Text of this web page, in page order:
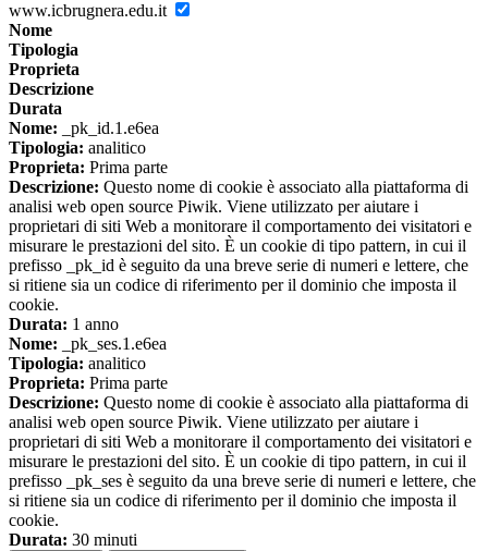
www.icbrugnera.edu.it
Nome
Tipologia
Proprieta
Descrizione
Durata
Nome: _pk_id.1.e6ea
Tipologia: analitico
Proprieta: Prima parte
Descrizione: Questo nome di cookie è associato alla piattaforma di
analisi web open source Piwik. Viene utilizzato per aiutare i
proprietari di siti Web a monitorare il comportamento dei visitatori e
misurare le prestazioni del sito. È un cookie di tipo pattern, in cui il
prefisso _pk_id è seguito da una breve serie di numeri e lettere, che
si ritiene sia un codice di riferimento per il dominio che imposta il
cookie.
Durata: 1 anno
Nome: _pk_ses.1.e6ea
Tipologia: analitico
Proprieta: Prima parte
Descrizione: Questo nome di cookie è associato alla piattaforma di
analisi web open source Piwik. Viene utilizzato per aiutare i
proprietari di siti Web a monitorare il comportamento dei visitatori e
misurare le prestazioni del sito. È un cookie di tipo pattern, in cui il
prefisso _pk_ses è seguito da una breve serie di numeri e lettere, che
si ritiene sia un codice di riferimento per il dominio che imposta il
cookie.
Durata: 30 minuti